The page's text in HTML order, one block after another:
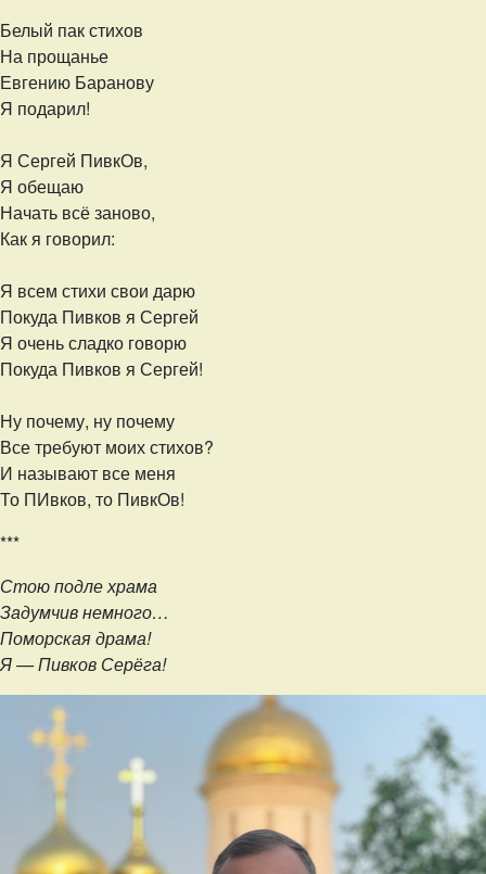
Белый пак стихов
На прощанье
Евгению Баранову
Я подарил!
Я Сергей ПивкОв,
Я обещаю
Начать всё заново,
Как я говорил:
Я всем стихи свои дарю
Покуда Пивков я Сергей
Я очень сладко говорю
Покуда Пивков я Сергей!
Ну почему, ну почему
Все требуют моих стихов?
И называют все меня
То ПИвков, то ПивкОв!
***
Стою подле храма
Задумчив немного…
Поморская драма!
Я — Пивков Серёга!